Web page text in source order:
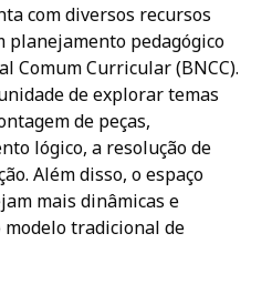
com diversos recursos
planejamento pedagógico
Comum Curricular (BNCC).
de explorar temas
de peças,
lógico, a resolução de
Além disso, o espaço
mais dinâmicas e
tradicional de